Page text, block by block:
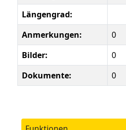
Längengrad:
Anmerkungen:
0
Bilder:
0
Dokumente:
0